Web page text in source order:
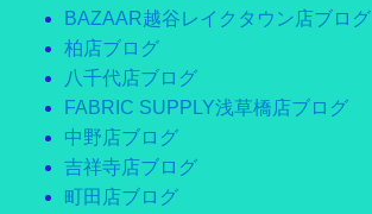
BAZAAR越谷レイクタウン店ブログ
柏店ブログ
八千代店ブログ
FABRIC SUPPLY浅草橋店ブログ
中野店ブログ
吉祥寺店ブログ
町田店ブログ